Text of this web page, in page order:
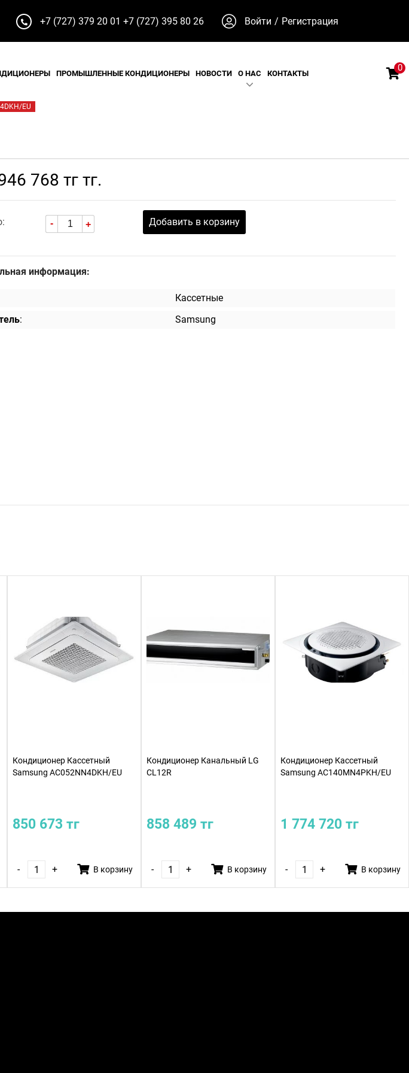
+7 (727) 379 20 01 +7 (727) 395 80 26 Войти / Регистрация
ПРОМЫШЛЕННЫЕ КОНДИЦИОНЕРЫ НОВОСТИ О НАС КОНТАКТЫ
0
EU
768 тг тг.
+
- Добавить в корзину
информация:
Кассетные
: Samsung
Кондиционер Кассетный
Samsung AC052NN4DKH/EU
850 673 тг
- + В корзину
Кондиционер Канальный LG
CL12R
858 489 тг
- + В корзину
Кондиционер Кассетный
Samsung AC140MN4PKH/EU
1 774 720 тг
- + В корзину